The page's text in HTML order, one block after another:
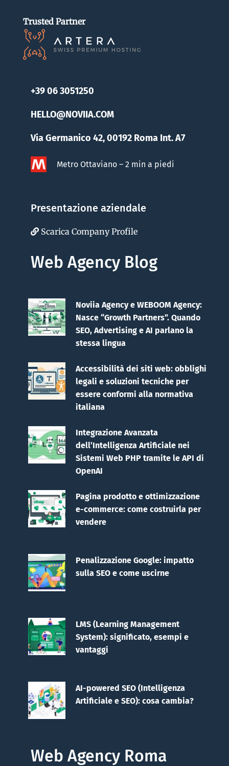
Trusted Partner
+39 06 3051250
HELLO@NOVIIA.COM
Via Germanico 42, 00192 Roma Int. A7
Metro Ottaviano – 2 min a piedi
Presentazione aziendale
Scarica Company Profile
Web Agency Blog
Noviia Agency e WEBOOM Agency:
Nasce “Growth Partners”. Quando
SEO, Advertising e AI parlano la
stessa lingua
Accessibilità dei siti web: obblighi
legali e soluzioni tecniche per
essere conformi alla normativa
italiana
Integrazione Avanzata
dell’Intelligenza Artificiale nei
Sistemi Web PHP tramite le API di
OpenAI
Pagina prodotto e ottimizzazione
e-commerce: come costruirla per
vendere
Penalizzazione Google: impatto
sulla SEO e come uscirne
LMS (Learning Management
System): significato, esempi e
vantaggi
AI-powered SEO (Intelligenza
Artificiale e SEO): cosa cambia?
Web Agency Roma